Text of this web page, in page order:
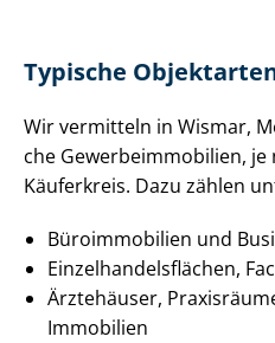
Typische
Wir vermitteln in Wismar,
che Ge­wer­be­im­mo­bi­li­en,
Käuferkreis. Dazu zählen
Büroimmobilien und
Ein­zel­han­dels­flä­chen,
Ärztehäuser,
Immobilien